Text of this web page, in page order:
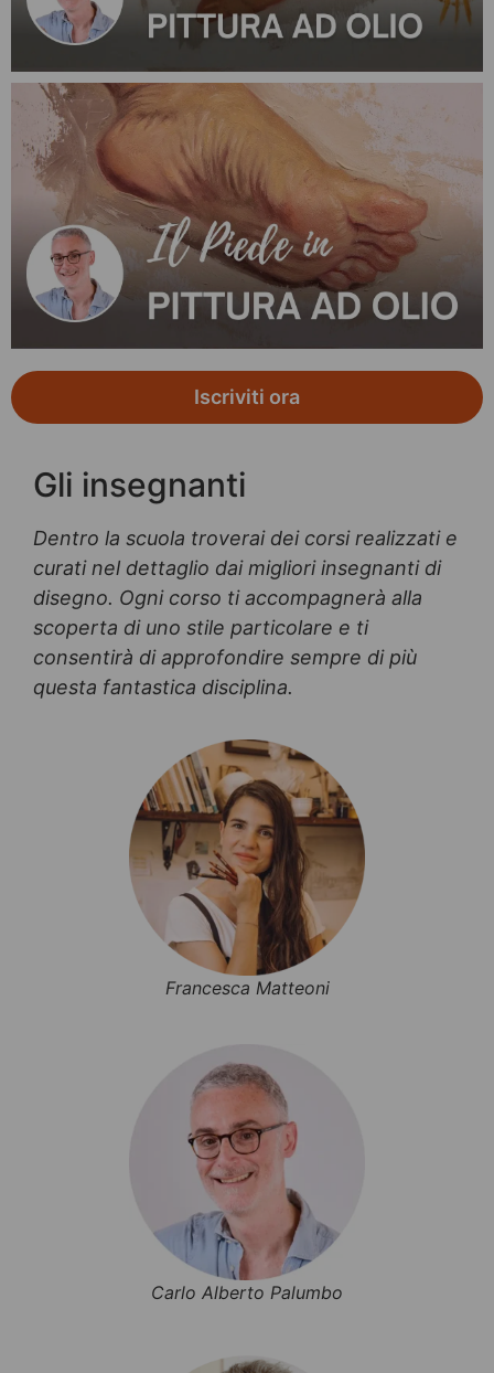
Iscriviti ora
Gli insegnanti
Dentro la scuola troverai dei corsi realizzati e
curati nel dettaglio dai migliori insegnanti di
disegno. Ogni corso ti accompagnerà alla
scoperta di uno stile particolare e ti
consentirà di approfondire sempre di più
questa fantastica disciplina.
Francesca Matteoni
Carlo Alberto Palumbo